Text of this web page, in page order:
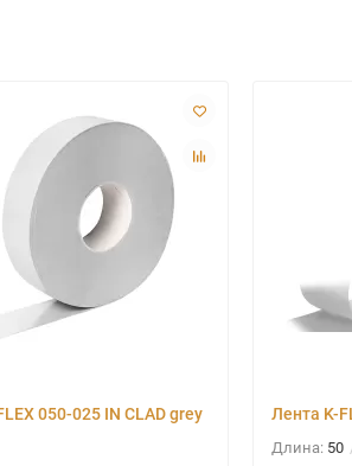
050-025 IN CLAD grey Лента K-
Длина: 50